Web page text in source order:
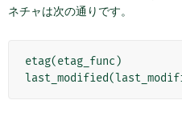
ネチャは次の通りです。
etag(etag_func )
last_modified(